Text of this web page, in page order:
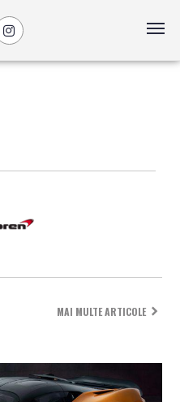
MAI MULTE ARTICOLE